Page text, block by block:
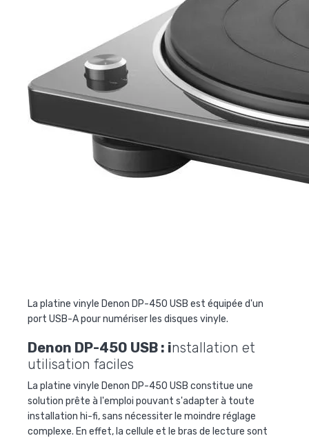
La platine vinyle Denon DP-450 USB est équipée d'un
port USB-A pour numériser les disques vinyle.
Denon DP-450 USB : installation et
utilisation faciles
La platine vinyle Denon DP-450 USB constitue une
solution prête à l'emploi pouvant s'adapter à toute
installation hi-fi, sans nécessiter le moindre réglage
complexe. En effet, la cellule et le bras de lecture sont